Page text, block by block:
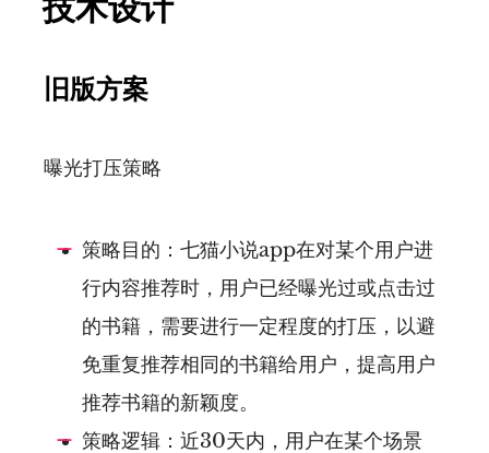
技术设计
旧版方案
曝光打压策略
策略目的：七猫小说app在对某个用户进
行内容推荐时，用户已经曝光过或点击过
的书籍，需要进行一定程度的打压，以避
免重复推荐相同的书籍给用户，提高用户
推荐书籍的新颖度。
策略逻辑：近30天内，用户在某个场景